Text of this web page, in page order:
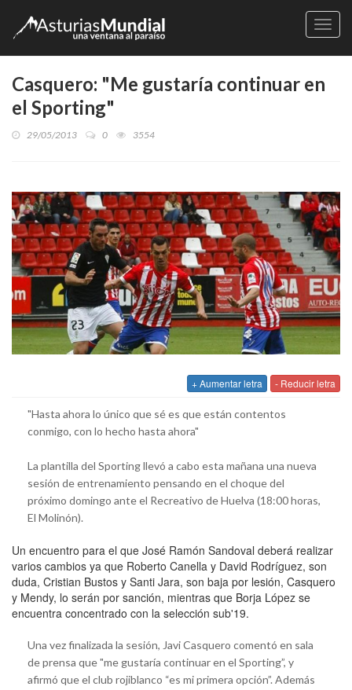
Casquero: "Me gustaría continuar en
el Sporting"
29/05/2013 0 3554
+ Aumentar letra - Reducir letra
"Hasta ahora lo único que sé es que están contentos
conmigo, con lo hecho hasta ahora"
La plantilla del Sporting llevó a cabo esta mañana una nueva
sesión de entrenamiento pensando en el choque del
próximo domingo ante el Recreativo de Huelva (18:00 horas,
El Molinón).
Un encuentro para el que José Ramón Sandoval deberá realizar
varios cambios ya que Roberto Canella y David Rodríguez, son
duda, Cristian Bustos y Santi Jara, son baja por lesión, Casquero
y Mendy, lo serán por sanción, mientras que Borja López se
encuentra concentrado con la selección sub'19.
Una vez finalizada la sesión, Javi Casquero comentó en sala
de prensa que "me gustaría continuar en el Sporting”, y
afirmó que el club rojiblanco “es mi primera opción”. Además